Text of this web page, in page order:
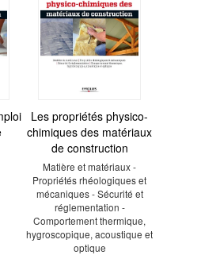
Les propriétés physico-
chimiques des matériaux
de construction
Matière et matériaux -
Propriétés rhéologiques et
mécaniques - Sécurité et
réglementation -
Comportement thermique,
hygroscopique, acoustique et
optique